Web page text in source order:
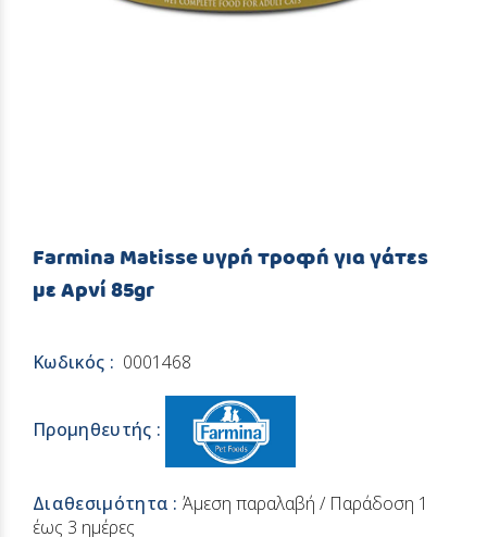
Farmina Matisse υγρή τροφή για γάτες
με Αρνί 85gr
Κωδικός : 0001468
Προμηθευτής :
Διαθεσιμότητα :Άμεση παραλαβή / Παράδoση 1
έως 3 ημέρες